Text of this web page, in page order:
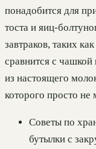
понадобится для
тоста и яиц-
завтраков, таких
сравнится с чашкой
из настоящего
которого просто не
Советы по
бутылки с